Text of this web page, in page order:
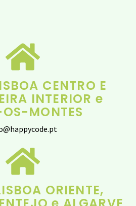
CENTRO E
INTERIOR e
MONTES
ORIENTE,